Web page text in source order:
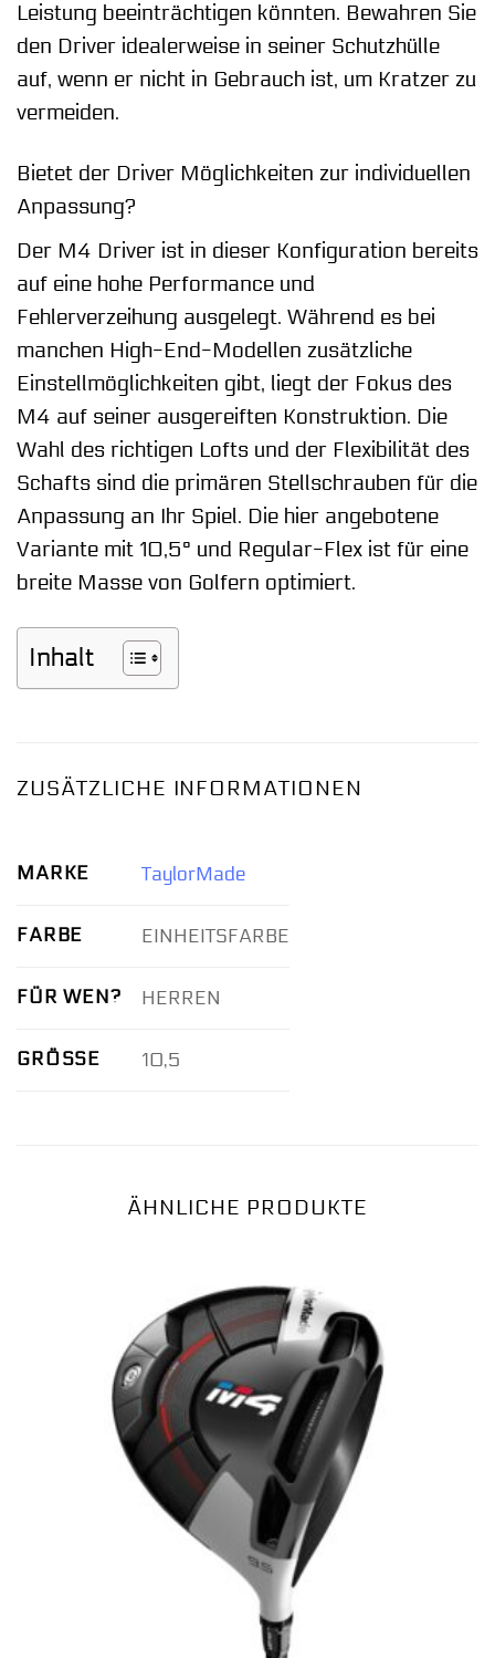
Leistung beeinträchtigen könnten. Bewahren Sie
den Driver idealerweise in seiner Schutzhülle
auf, wenn er nicht in Gebrauch ist, um Kratzer zu
vermeiden.
Bietet der Driver Möglichkeiten zur individuellen
Anpassung?
Der M4 Driver ist in dieser Konfiguration bereits
auf eine hohe Performance und
Fehlerverzeihung ausgelegt. Während es bei
manchen High-End-Modellen zusätzliche
Einstellmöglichkeiten gibt, liegt der Fokus des
M4 auf seiner ausgereiften Konstruktion. Die
Wahl des richtigen Lofts und der Flexibilität des
Schafts sind die primären Stellschrauben für die
Anpassung an Ihr Spiel. Die hier angebotene
Variante mit 10,5° und Regular-Flex ist für eine
breite Masse von Golfern optimiert.
Inhalt
ZUSÄTZLICHE INFORMATIONEN
MARKE TaylorMade
FARBE EINHEITSFARBE
FÜR WEN? HERREN
GRÖSSE 10,5
ÄHNLICHE PRODUKTE